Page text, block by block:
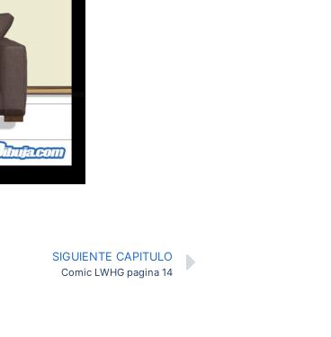
SIGUIENTE CAPITULO
Comic LWHG pagina 14